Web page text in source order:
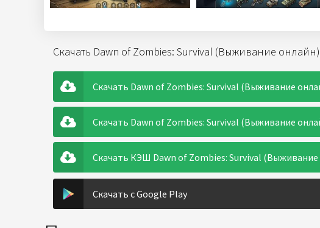
Скачать Dawn of Zombies: Survival (Выживание
Скачать Dawn of Zombies: Survival (Выживание
Скачать Dawn of Zombies: Survival (Выживание
Скачать КЭШ Dawn of Zombies: Survival (Выживание
Скачать с Google Play